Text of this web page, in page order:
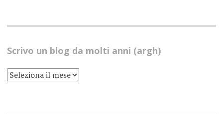
Scrivo un blog da molti anni (argh)
SCRIVO
UN